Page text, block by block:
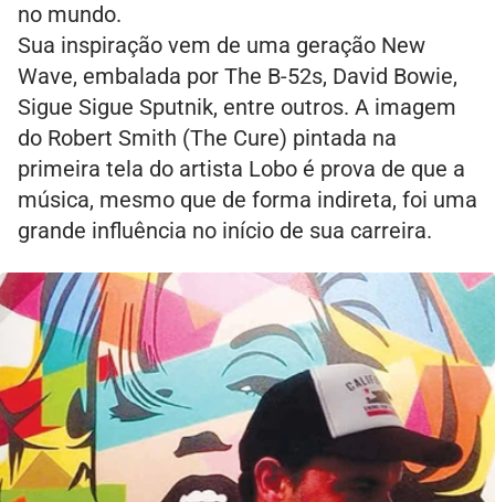
no mundo.
Sua inspiração vem de uma geração New
Wave, embalada por The B-52s, David Bowie,
Sigue Sigue Sputnik, entre outros. A imagem
do Robert Smith (The Cure) pintada na
primeira tela do artista Lobo é prova de que a
música, mesmo que de forma indireta, foi uma
grande influência no início de sua carreira.